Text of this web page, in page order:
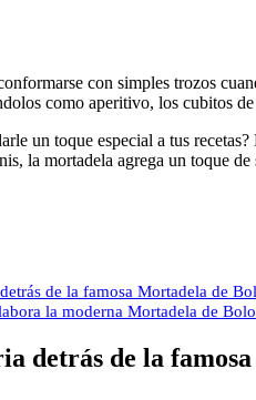
con simples trozos
como aperitivo, los cubitos
un toque especial a tus
la mortadela agrega un toque
de la famosa Mortadela de
la moderna Mortadela de
detrás de la